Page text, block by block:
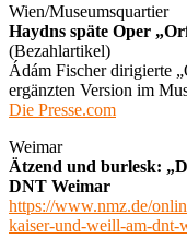
Wien/Museumsquartier
Haydns späte Oper
(Bezahlartikel)
Ádám Fischer dirigierte
ergänzten Version im
Die Presse.com
Weimar
Ätzend und burlesk:
DNT Weimar
https://www.nmz.de/
kaiser-und-weill-am-dnt-